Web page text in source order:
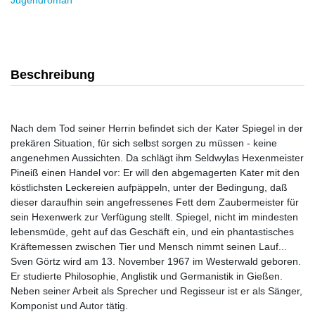
Beschreibung
Nach dem Tod seiner Herrin befindet sich der Kater Spiegel in der
prekären Situation, für sich selbst sorgen zu müssen - keine
angenehmen Aussichten. Da schlägt ihm Seldwylas Hexenmeister
Pineiß einen Handel vor: Er will den abgemagerten Kater mit den
köstlichsten Leckereien aufpäppeln, unter der Bedingung, daß
dieser daraufhin sein angefressenes Fett dem Zaubermeister für
sein Hexenwerk zur Verfügung stellt. Spiegel, nicht im mindesten
lebensmüde, geht auf das Geschäft ein, und ein phantastisches
Kräftemessen zwischen Tier und Mensch nimmt seinen Lauf...
Sven Görtz wird am 13. November 1967 im Westerwald geboren.
Er studierte Philosophie, Anglistik und Germanistik in Gießen.
Neben seiner Arbeit als Sprecher und Regisseur ist er als Sänger,
Komponist und Autor tätig.